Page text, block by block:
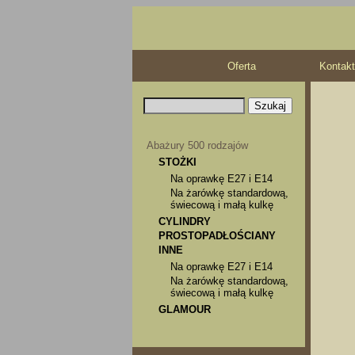
Oferta Kontakt
Abażury 500 rodzajów
STOŻKI
Na oprawkę E27 i E14
Na żarówkę standardową,
świecową i małą kulkę
CYLINDRY
PROSTOPADŁOŚCIANY
INNE
Na oprawkę E27 i E14
Na żarówkę standardową,
świecową i małą kulkę
GLAMOUR